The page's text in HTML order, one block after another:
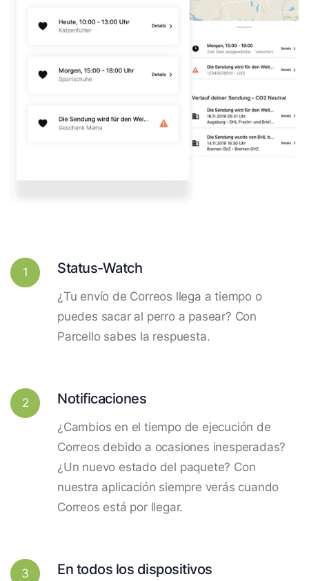
1 Status-Watch
¿Tu envío de Correos llega a tiempo o
puedes sacar al perro a pasear? Con
Parcello sabes la respuesta.
2 Notificaciones
¿Cambios en el tiempo de ejecución de
Correos debido a ocasiones inesperadas?
¿Un nuevo estado del paquete? Con
nuestra aplicación siempre verás cuando
Correos está por llegar.
3 En todos los dispositivos